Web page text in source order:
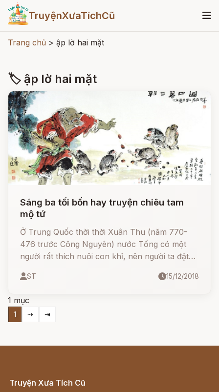
TruyệnXưaTíchCũ
Trang chủ > ập lờ hai mặt
🏷 ập lờ hai mặt
Sáng ba tối bốn hay truyện chiêu tam
mộ tứ
Ở Trung Quốc thời thời Xuân Thu (năm 770-
476 trước Công Nguyên) nước Tống có một
người rất thích nuôi con khỉ, nên người ta đặt
ST 15/12/2018
1 mục
1 ⇢ ⇥
Truyện Xưa Tích Cũ